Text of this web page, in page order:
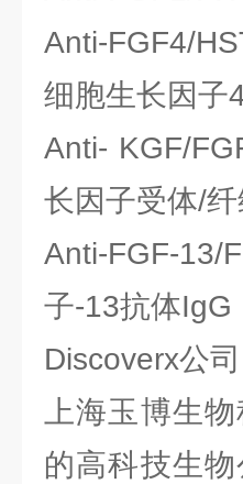
Anti-FGF4/
细胞生长因子
Anti- KGF/
长因子受体/
Anti-FGF-
子-13抗体IgG
Discoverx公
上海玉博生
的高科技生